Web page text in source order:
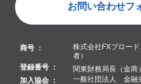
お問い合わせフ
商号 ：
株式会社FXブロー
者）
登録番号 ：
関東財務局長（金商
加入協会 ：
一般社団法人 金融